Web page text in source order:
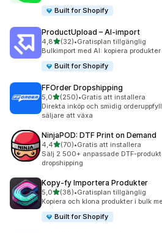
Built for Shopify
ProductUpload – AI‑import
4,8av 5 stjärnor
(32)
32 recensioner totalt
•Gratisplan tillgänglig
Bulkimport med AI: kopiera
Built for Shopify
FFOrder Dropshipping
5,0av 5 stjärnor
(250)
250 recensioner totalt
•Gratis att installera
Direkta inköp och smidig
säljare att växa
NinjaPOD: DTF Print on Demand
4,4av 5 stjärnor
(70)
70 recensioner totalt
•Gratis att installera
Sälj 2 500+ anpassade DTF-
dropshipping
Kopy‑fy Importera Produkter
5,0av 5 stjärnor
(38)
38 recensioner totalt
•Gratisplan tillgänglig
Kopiera och klona produkter i bulk
Built for Shopify